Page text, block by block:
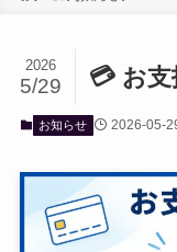
💳 お
2026
5/29
お知らせ 2026-05-